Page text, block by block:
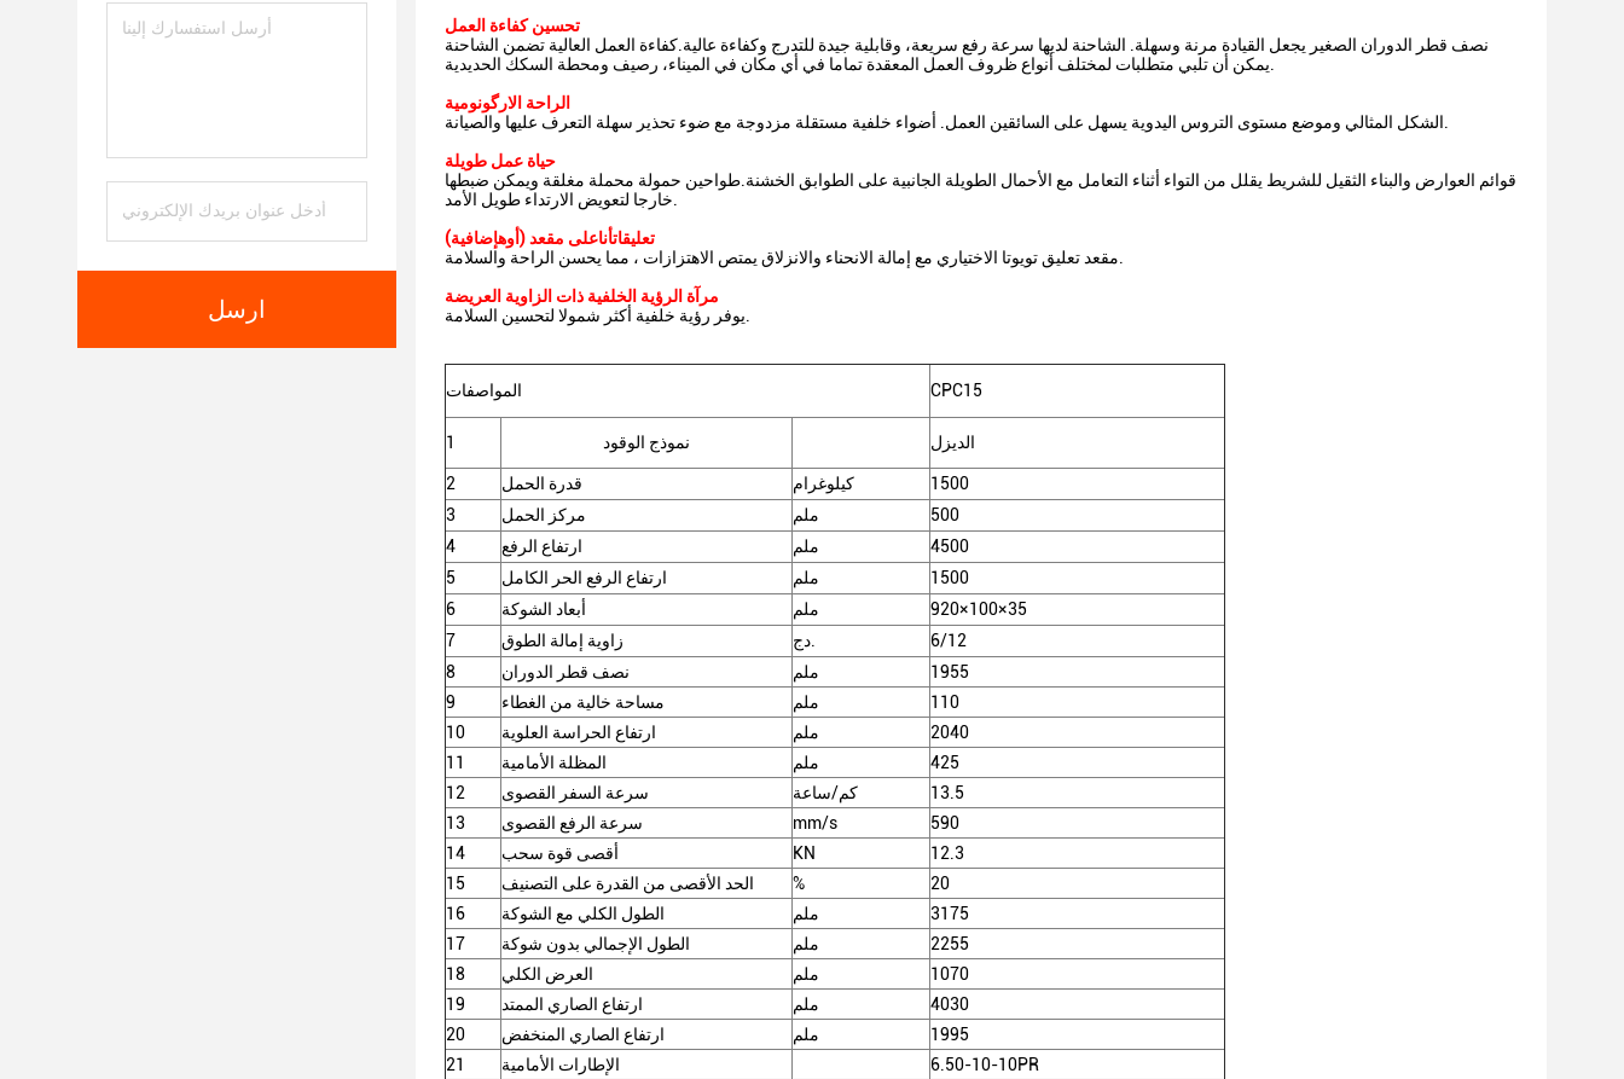
ارسل
تحسين كفاءة العمل
نصف قطر الدوران الصغير يجعل القيادة مرنة وسهلة. الشاحنة لديها سرعة رفع سريعة، وقابلية جيدة للتدرج وكفاءة عالية.كفاءة العمل العالية تضمن الشاحنة
يمكن أن تلبي متطلبات لمختلف أنواع ظروف العمل المعقدة تماما في أي مكان في الميناء، رصيف ومحطة السكك الحديدية.
الراحة الارگونومية
الشكل المثالي وموضع مستوى التروس اليدوية يسهل على السائقين العمل. أضواء خلفية مستقلة مزدوجة مع ضوء تحذير سهلة التعرف عليها والصيانة.
حياة عمل طويلة
قوائم العوارض والبناء الثقيل للشريط يقلل من التواء أثناء التعامل مع الأحمال الطويلة الجانبية على الطوابق الخشنة.طواحين حمولة محملة مغلقة ويمكن ضبطها
خارجا لتعويض الارتداء طويل الأمد.
تعليقاتأناعلى مقعد ( أوهإضافية)
مقعد تعليق تويوتا الاختياري مع إمالة الانحناء والانزلاق يمتص الاهتزازات ، مما يحسن الراحة والسلامة.
مرآة الرؤية الخلفية ذات الزاوية العريضة
يوفر رؤية خلفية أكثر شمولا لتحسين السلامة.
المواصفات CPC15
1 نموذج الوقود الديزل
2 قدرة الحمل كيلوغرام
1500
3
مركز الحمل ملم
500
4
ارتفاع الرفع ملم
4500
5
ارتفاع الرفع الحر الكامل ملم
1500
6
أبعاد الشوكة ملم
920×100×35
7
زاوية إمالة الطوق دج.
6/12
8
نصف قطر الدوران ملم
1955
9
مساحة خالية من الغطاء ملم
110
10
ارتفاع الحراسة العلوية ملم
2040
11
المظلة الأمامية ملم
425
12
سرعة السفر القصوى كم/ساعة
13.5
13
سرعة الرفع القصوى mm/s
590
14
أقصى قوة سحب KN
12.3
15
الحد الأقصى من القدرة على التصنيف %
20
16
الطول الكلي مع الشوكة ملم
3175
17
الطول الإجمالي بدون شوكة ملم
2255
18
العرض الكلي ملم
1070
19
ارتفاع الصاري الممتد ملم
4030
20
ارتفاع الصاري المنخفض ملم
1995
21
الإطارات الأمامية
6.50-10-10PR